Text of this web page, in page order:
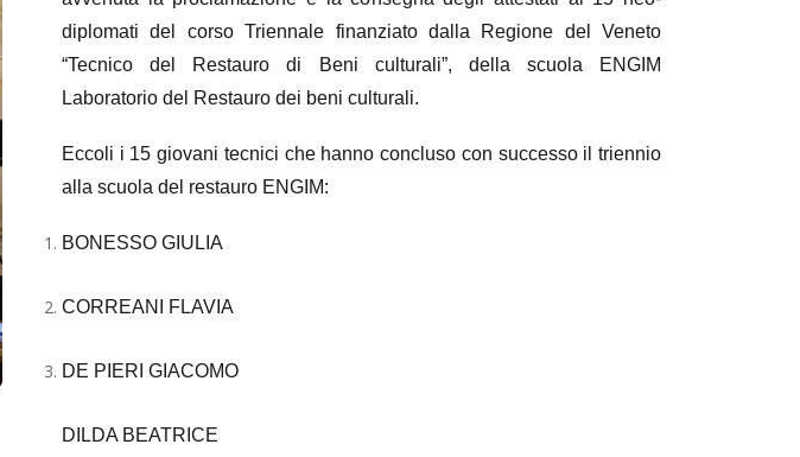
diplomati del corso Triennale finanziato dalla Regione del Veneto
“Tecnico del Restauro di Beni culturali”, della scuola ENGIM
Laboratorio del Restauro dei beni culturali.
Eccoli i 15 giovani tecnici che hanno concluso con successo il triennio
alla scuola del restauro ENGIM:
BONESSO GIULIA
CORREANI FLAVIA
DE PIERI GIACOMO
DILDA BEATRICE